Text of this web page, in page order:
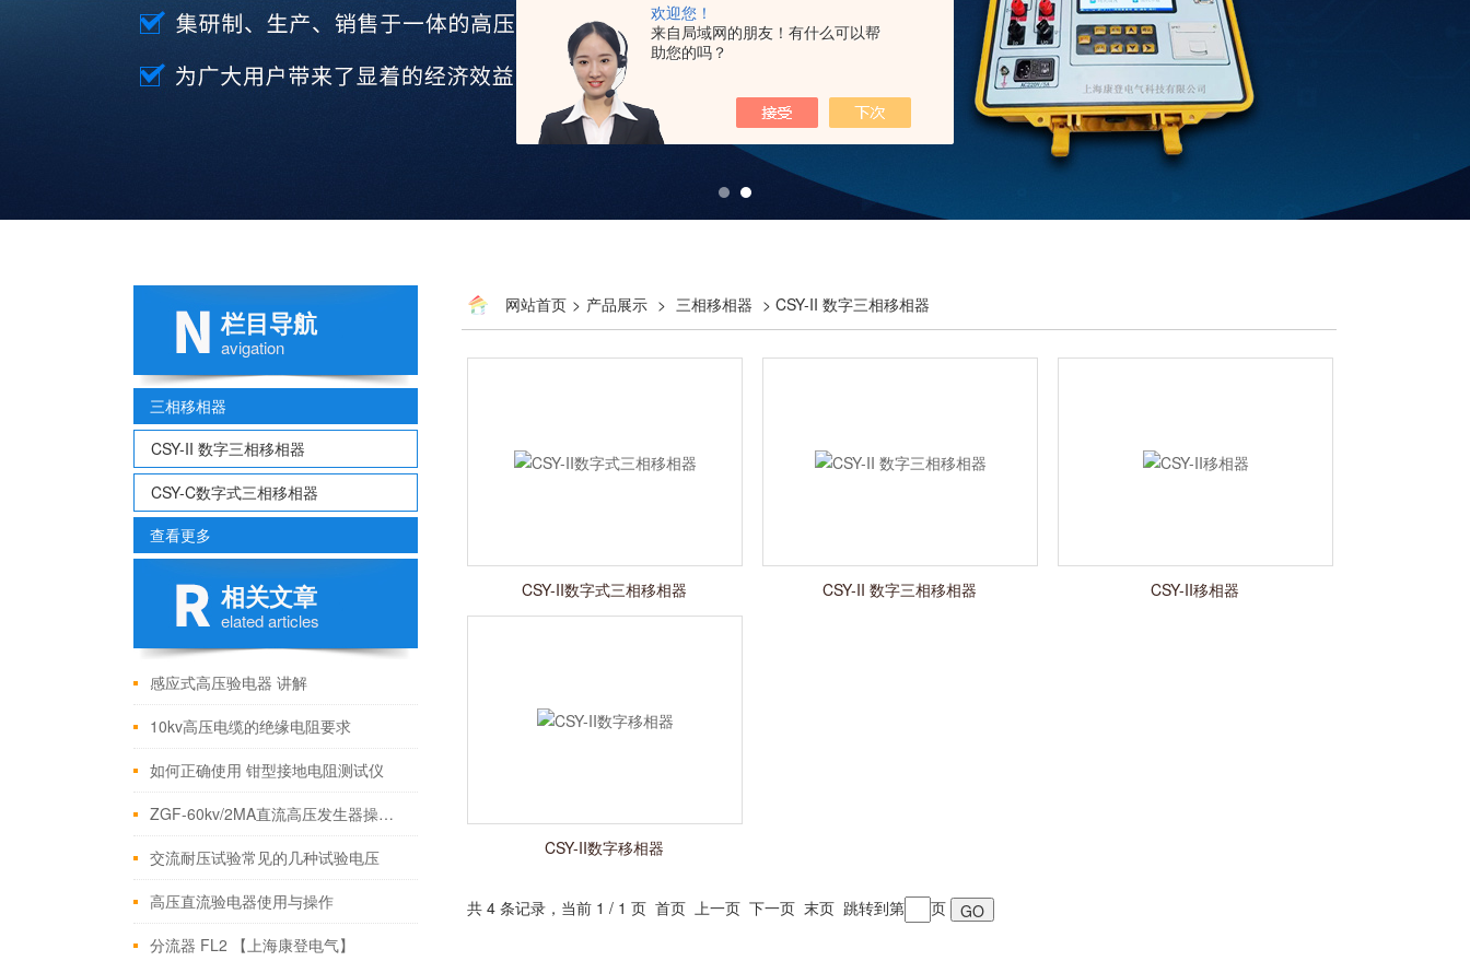
欢迎您！
来自局域网的朋友！有什么可以帮
助您的吗？
栏目导航
avigation
三相移相器
CSY-II 数字三相移相器
CSY-C数字式三相移相器
查看更多
相关文章
elated articles
感应式高压验电器 讲解
10kv高压电缆的绝缘电阻要求
如何正确使用 钳型接地电阻测试仪
ZGF-60kv/2MA直流高压发生器操作说明
交流耐压试验常见的几种试验电压
高压直流验电器使用与操作
分流器 FL2 【上海康登电气】
网站首页 > 产品展示 > 三相移相器 > CSY-II 数字三相移相器
CSY-II数字式三相移相器 CSY-II 数字三相移相器 CSY-II移相器
CSY-II数字移相器
共 4 条记录，当前 1 / 1 页 首页 上一页 下一页 末页 跳转到第 页